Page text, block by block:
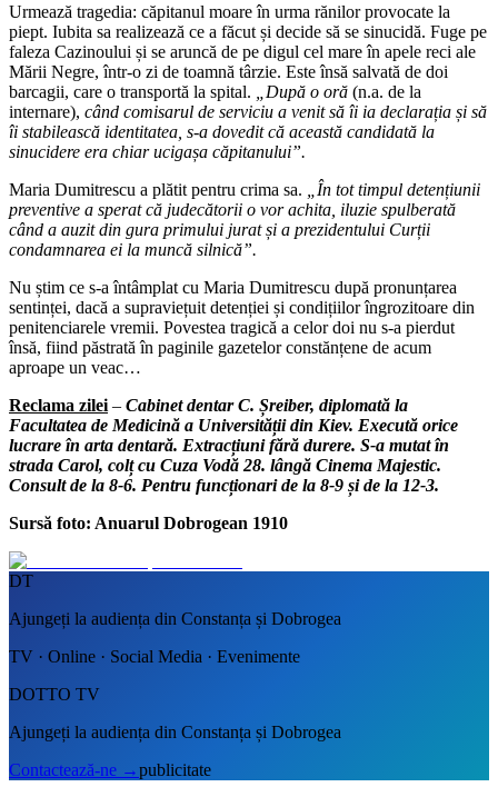
Urmează tragedia: căpitanul moare în urma rănilor provocate la
piept. Iubita sa realizează ce a făcut și decide să se sinucidă. Fuge pe
faleza Cazinoului și se aruncă de pe digul cel mare în apele reci ale
Mării Negre, într-o zi de toamnă târzie. Este însă salvată de doi
barcagii, care o transportă la spital.
„După o oră (n.a. de la
internare), când comisarul de serviciu a venit să îi ia declarația și să
îi stabilească identitatea, s-a dovedit că această candidată la
sinucidere era chiar ucigașa căpitanului”.
Maria Dumitrescu a plătit pentru crima sa.
„În tot timpul detențiunii
preventive a sperat că judecătorii o vor achita, iluzie spulberată
când a auzit din gura primului jurat și a prezidentului Curții
condamnarea ei la muncă silnică”.
Nu știm ce s-a întâmplat cu Maria Dumitrescu după pronunțarea
sentinței, dacă a supraviețuit detenției și condițiilor îngrozitoare din
penitenciarele vremii. Povestea tragică a celor doi nu s-a pierdut
însă, fiind păstrată în paginile gazetelor constănțene de acum
aproape un veac…
Reclama zilei – Cabinet dentar C. Șreiber, diplomată la
Facultatea de Medicină a Universității din Kiev. Execută orice
lucrare în arta dentară. Extracțiuni fără durere. S-a mutat în
strada Carol, colț cu Cuza Vodă 28. lângă Cinema Majestic.
Consult de la 8-6. Pentru funcționari de la 8-9 și de la 12-3.
Sursă foto: Anuarul Dobrogean 1910
DT
Ajungeți la audiența din Constanța și Dobrogea
TV · Online · Social Media · Evenimente
DOTTO TV
Ajungeți la audiența din Constanța și Dobrogea
Contactează-ne →publicitate